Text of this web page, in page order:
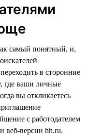
самый понятный, и,
в сторонние
где ваши личные
вы откликаетесь
с работодателем
веб-версии hh.ru.